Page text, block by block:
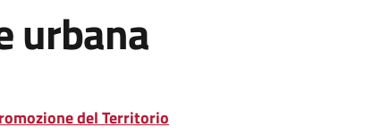
urbana
del Territorio